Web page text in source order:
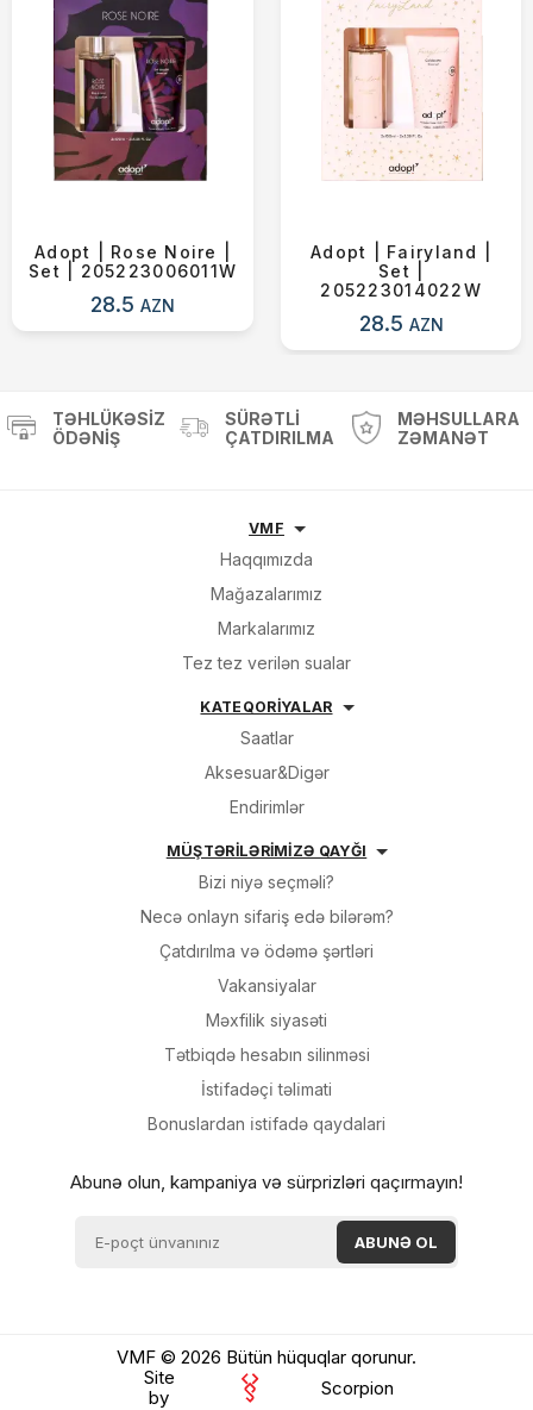
Adopt | Rose Noire |
Set | 205223006011W
28.5AZN
Adopt | Fairyland |
Set |
205223014022W
28.5 AZN
Sifarişi rəsmiləşdir
Alış-verişə davam et
TƏHLÜKƏSIZ
ÖDƏNIŞ
SÜRƏTLI
ÇATDIRILMA
MƏHSULLARA
ZƏMANƏT
VMF
Haqqımızda
Mağazalarımız
Markalarımız
Tez tez verilən sualar
KATEQORİYALAR
Saatlar
Aksesuar&Digər
Endirimlər
MÜŞTƏRİLƏRİMİZƏ QAYĞI
Bizi niyə seçməli?
Necə onlayn sifariş edə bilərəm?
Çatdırılma və ödəmə şərtləri
Vakansiyalar
Məxfilik siyasəti
Tətbiqdə hesabın silinməsi
İsti̇fadəçi̇ təli̇mati
Bonuslardan i̇sti̇fadə qaydalari
Abunə olun, kampaniya və sürprizləri qaçırmayın!
VMF © 2026 Bütün hüquqlar qorunur.
Site
by
Scorpion